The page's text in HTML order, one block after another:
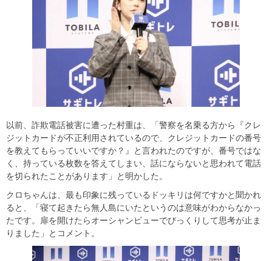
以前、詐欺電話被害に遭った村重は、「警察を名乗る方から『クレ
ジットカードが不正利用されているので、クレジットカードの番号
を教えてもらっていいですか？』と言われたのですが、番号ではな
く、持っている枚数を答えてしまい、話にならないと思われて電話
を切られたことがあります」と明かした。
クロちゃんは、最も印象に残っているドッキリは何ですかと聞かれ
ると、「寝て起きたら無人島にいたというのは意味がわからなかっ
たです。扉を開けたらオーシャンビューでびっくりして思考が止ま
りました」とコメント。